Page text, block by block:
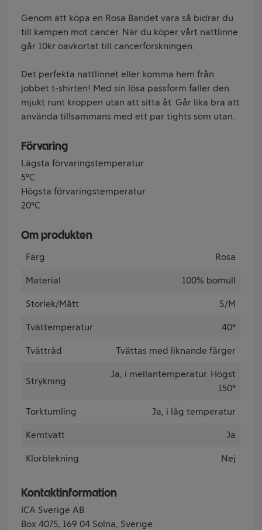
Genom att köpa en Rosa Bandet vara så bidrar du
till kampen mot cancer. När du köper vårt nattlinne
går 10kr oavkortat till cancerforskningen.
Det perfekta nattlinnet eller komma hem från
jobbet t-shirten! Med sin lösa passform faller den
mjukt runt kroppen utan att sitta åt. Går lika bra att
använda tillsammans med ett par tights som utan.
Förvaring
Lägsta förvaringstemperatur
5°C
Högsta förvaringstemperatur
20°C
Om produkten
Färg Rosa
Material 100% bomull
Storlek/Mått S/M
Tvättemperatur 40°
Tvättråd Tvättas med liknande färger
Strykning
Ja, i mellantemperatur. Högst
150°
Torktumling Ja, i låg temperatur
Kemtvätt Ja
Klorblekning Nej
Kontaktinformation
ICA Sverige AB
Box 4075, 169 04 Solna, Sverige